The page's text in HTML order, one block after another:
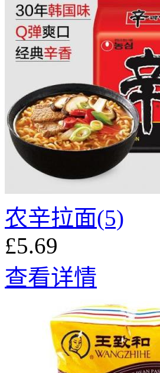
农辛拉面(5)
£5.69
查看详情